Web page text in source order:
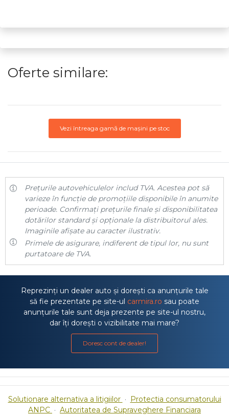
Oferte similare:
Vezi întreaga gamă de mașini pe stoc
Prețurile autovehiculelor includ TVA. Acestea pot să
varieze în funcție de promoțiile disponibile în anumite
perioade. Confirmați prețurile finale și disponibilitatea
dotărilor standard și opționale la distribuitorul ales.
Imaginile afișate au caracter ilustrativ.
Primele de asigurare, indiferent de tipul lor, nu sunt
purtatoare de TVA.
Reprezinți un dealer auto și dorești ca anunțurile tale
să fie prezentate pe site-ul carmira.ro sau poate
anunțurile tale sunt deja prezente pe site-ul nostru,
dar îți dorești o vizibilitate mai mare?
Doresc cont de dealer!
Solutionare alternativa a litigiilor · Protectia consumatorului
ANPC · Autoritatea de Supraveghere Financiara